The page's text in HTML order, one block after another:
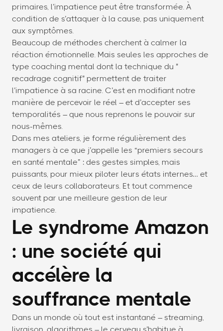
primaires, l’impatience peut être transformée. À
condition de s’attaquer à la cause, pas uniquement
aux symptômes.
Beaucoup de méthodes cherchent à calmer la
réaction émotionnelle. Mais seules les approches de
type coaching mental dont la technique du "
recadrage cognitif" permettent de traiter
l’impatience à sa racine. C’est en modifiant notre
manière de percevoir le réel – et d’accepter ses
temporalités – que nous reprenons le pouvoir sur
nous-mêmes.
Dans mes ateliers, je forme régulièrement des
managers à ce que j’appelle les “premiers secours
en santé mentale” : des gestes simples, mais
puissants, pour mieux piloter leurs états internes… et
ceux de leurs collaborateurs. Et tout commence
souvent par une meilleure gestion de leur
impatience.
Le syndrome Amazon
: une société qui
accélère la
souffrance mentale
Dans un monde où tout est instantané – streaming,